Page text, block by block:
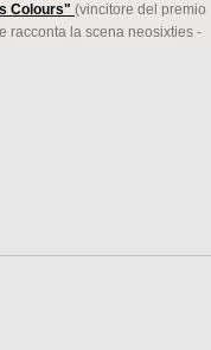
Colours" (vincitore del premio
racconta la scena neosixties -